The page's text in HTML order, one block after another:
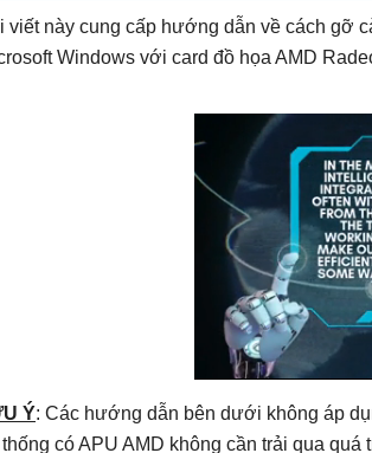
viết này cung cấp hướng dẫn về cách gỡ
Windows với card đồ họa AMD
Ý: Các hướng dẫn bên dưới không áp
thống có APU AMD không cần trải qua